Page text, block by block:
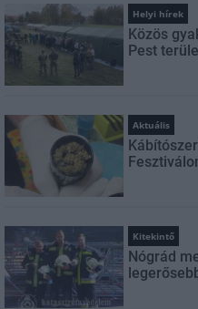
Helyi hírek
Közös
Pest
Aktuális
Kitekintő
Nógrád